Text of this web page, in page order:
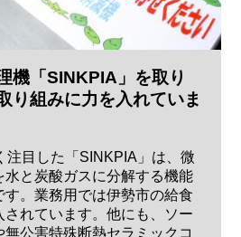
機「SINKPIA」を取り
り組みに力を入れていま
注目した「SINKPIA」は、微
と炭酸ガスに分解する機能
す。業務用では伊勢市の給食
されています。他にも、ソー
公害特殊断熱セラミックコ